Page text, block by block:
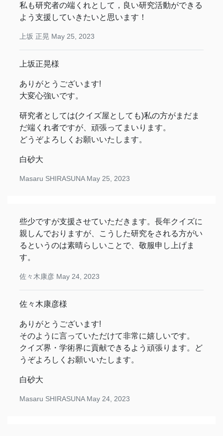
私も研究者の端くれとして，良い研究活動ができる
よう支援していきたいと思います！
上坂 正晃 May 25, 2023
上坂正晃様
ありがとうございます!
大変心強いです。
研究者としては(クイズ屋としても)私の方がまだま
だ端くれ者ですが、頑張ってまいります。
どうぞよろしくお願いいたします。
白砂大
Masaru SHIRASUNA May 25, 2023
些少ですが支援させていただきます。長年クイズに
親しんでおりますが、こうした研究をされる方がい
るというのは素晴らしいことで、敬服申し上げま
す。
佐々木康彦 May 24, 2023
佐々木康彦様
ありがとうございます!
そのように言っていただけて非常に嬉しいです。
クイズ界・学術界に貢献できるよう頑張ります。ど
うぞよろしくお願いいたします。
白砂大
Masaru SHIRASUNA May 24, 2023